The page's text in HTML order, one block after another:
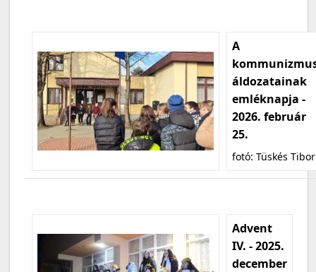
A
áldozatainak
emléknapja -
2026. február
25.
fotó: Tüskés Tibor
Advent
IV. - 2025.
december